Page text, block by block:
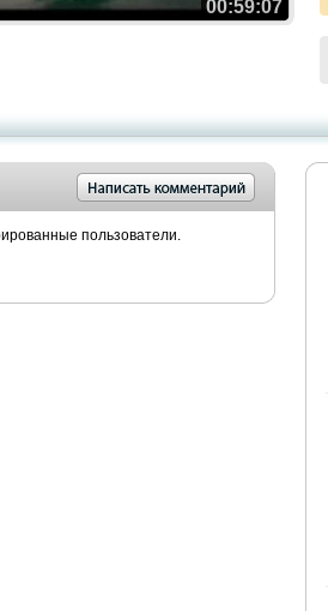
00:59:07
пользователи.